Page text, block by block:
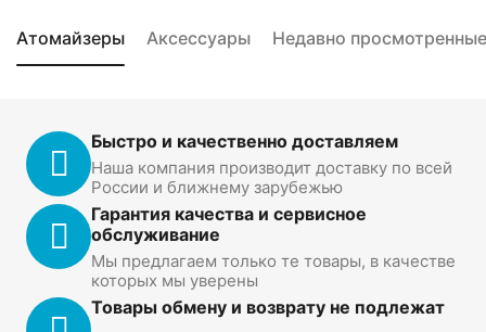
Атомайзеры Аксессуары Недавно просмотренные
Быстро и качественно доставляем
Наша компания производит доставку по всей
России и ближнему зарубежью
Гарантия качества и сервисное
обслуживание
Мы предлагаем только те товары, в качестве
которых мы уверены
Товары обмену и возврату не подлежат